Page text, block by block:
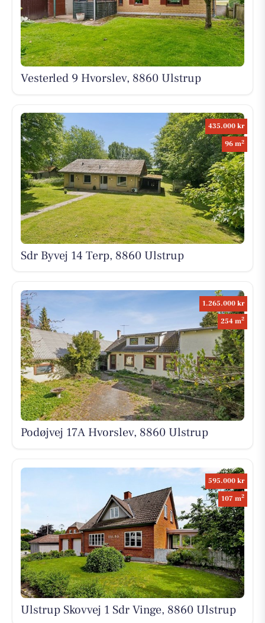
Vesterled 9 Hvorslev, 8860 Ulstrup
435.000 kr
96 m2
Sdr Byvej 14 Terp, 8860 Ulstrup
1.265.000 kr
254 m2
Podøjvej 17A Hvorslev, 8860 Ulstrup
595.000 kr
107 m2
Ulstrup Skovvej 1 Sdr Vinge, 8860 Ulstrup